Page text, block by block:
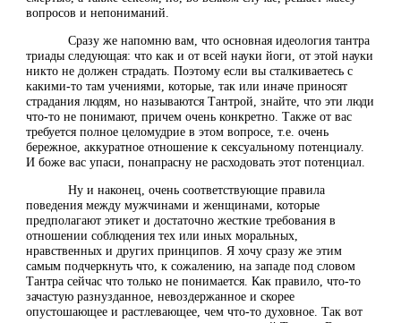
вопросов и непониманий.
Сразу же напомню вам, что основная идеология тантра
триады следующая: что как и от всей науки йоги, от этой науки
никто не должен страдать. Поэтому если вы сталкиваетесь с
какими-то там учениями, которые, так или иначе приносят
страдания людям, но называются Тантрой, знайте, что эти люди
что-то не понимают, причем очень конкретно. Также от вас
требуется полное целомудрие в этом вопросе, т.е. очень
бережное, аккуратное отношение к сексуальному потенциалу.
И боже вас упаси, понапрасну не расходовать этот потенциал.
Ну и наконец, очень соответствующие правила
поведения между мужчинами и женщинами, которые
предполагают этикет и достаточно жесткие требования в
отношении соблюдения тех или иных моральных,
нравственных и других принципов. Я хочу сразу же этим
самым подчеркнуть что, к сожалению, на западе под словом
Тантра сейчас что только не понимается. Как правило, что-то
зачастую разнузданное, невоздержанное и скорее
опустошающее и растлевающее, чем что-то духовное. Так вот